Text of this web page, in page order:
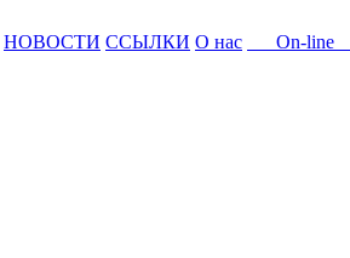
НОВОСТИ ССЫЛКИ О нас On-line